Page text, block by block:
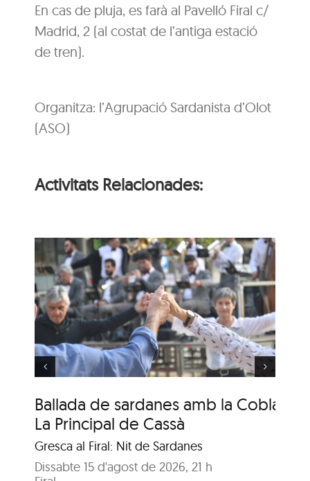
En cas de pluja, es farà al Pavelló Firal c/
Madrid, 2 (al costat de l’antiga estació
de tren).
Organitza: l’Agrupació Sardanista d’Olot
(ASO)
Activitats Relacionades:
Ballada de sardanes amb la Cobla
La Principal de Cassà
Gresca al Firal: Nit de Sardanes
Dissabte 15 d'agost de 2026, 21 h
Ballada de sardanes
amb la Cobla
Genisenca